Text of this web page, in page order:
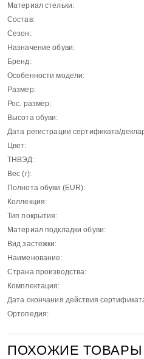
Материал стельки:
Состав:
Сезон:
Назначение обуви:
Бренд:
Особенности модели:
Размер:
Рос. размер:
Высота обуви:
Дата регистрации сертификата/
Цвет:
ТНВЭД:
Вес (г):
Полнота обуви (EUR):
Коллекция:
Тип покрытия:
Материал подкладки обуви:
Вид застежки:
Наименование:
Страна производства:
Комплектация:
Дата окончания действия
Ортопедия:
ПОХОЖИЕ ТОВАРЫ